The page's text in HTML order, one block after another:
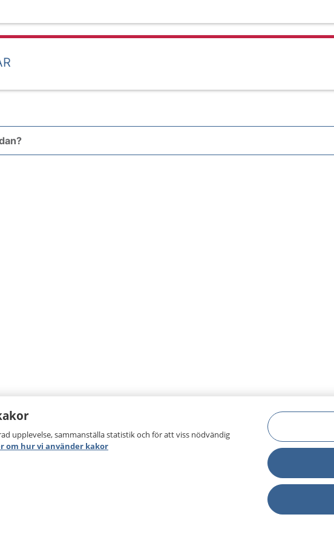
upplevelse, sammanställa statistik och för att viss nödvändig
om hur vi använder kakor